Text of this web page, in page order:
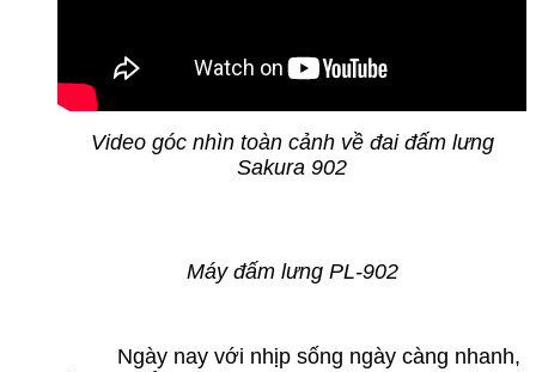
Video góc nhìn toàn cảnh về đai đấm lưng
Sakura 902
Máy đấm lưng PL-902
Ngày nay với nhịp sống ngày càng nhanh,